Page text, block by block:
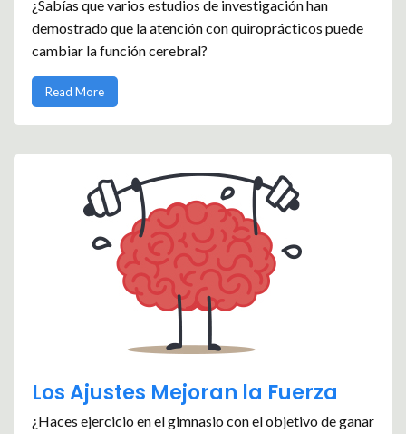
¿Sabías que varios estudios de investigación han
demostrado que la atención con quiroprácticos puede
cambiar la función cerebral?
Read More
Los Ajustes Mejoran la Fuerza
¿Haces ejercicio en el gimnasio con el objetivo de ganar